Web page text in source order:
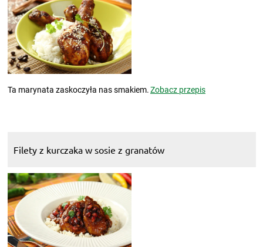
Ta marynata zaskoczyła nas smakiem.Zobacz przepis
Filety z kurczaka w sosie z granatów